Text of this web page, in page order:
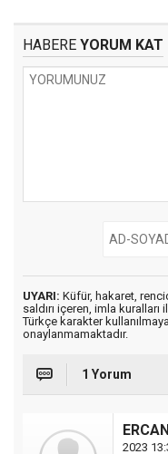
HABERE YORUM KAT
UYARI: Küfür, hakaret,
saldırı içeren, imla kuralları
Türkçe karakter
onaylanmamaktadır.
1 Yorum
2023